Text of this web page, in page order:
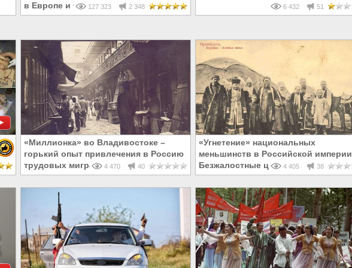
в Европе и США127 323 2 348 6 432 51
«Миллионка» во Владивостоке –
горький опыт привлечения в Россию
трудовых мигрантов
4 470 40
«Угнетение» национальных
меньшинств в Российской
Безжалостные цифры
4 405 38